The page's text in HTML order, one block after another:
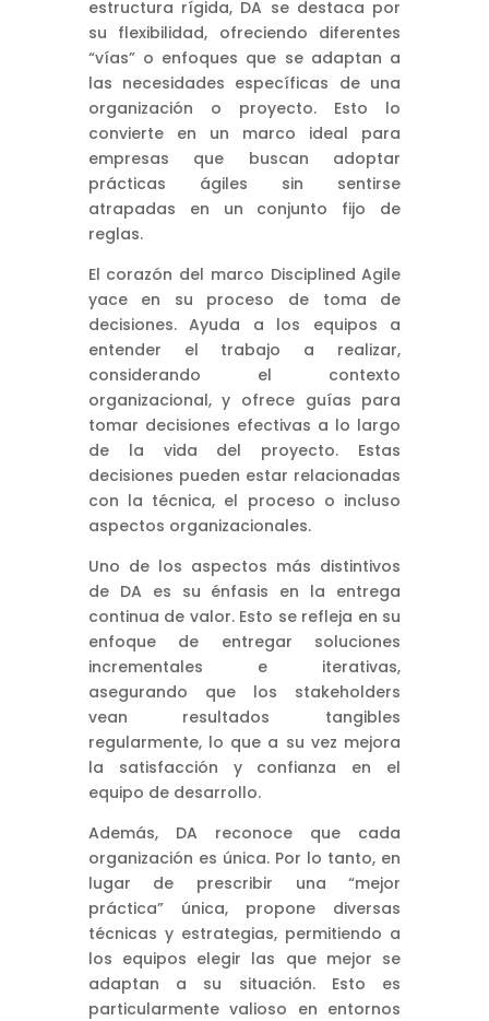
estructura rígida, DA se destaca por
su flexibilidad, ofreciendo diferentes
“vías” o enfoques que se adaptan a
las necesidades específicas de una
organización o proyecto. Esto lo
convierte en un marco ideal para
empresas que buscan adoptar
prácticas ágiles sin sentirse
atrapadas en un conjunto fijo de
reglas.
El corazón del marco Disciplined Agile
yace en su proceso de toma de
decisiones. Ayuda a los equipos a
entender el trabajo a realizar,
considerando el contexto
organizacional, y ofrece guías para
tomar decisiones efectivas a lo largo
de la vida del proyecto. Estas
decisiones pueden estar relacionadas
con la técnica, el proceso o incluso
aspectos organizacionales.
Uno de los aspectos más distintivos
de DA es su énfasis en la entrega
continua de valor. Esto se refleja en su
enfoque de entregar soluciones
incrementales e iterativas,
asegurando que los stakeholders
vean resultados tangibles
regularmente, lo que a su vez mejora
la satisfacción y confianza en el
equipo de desarrollo.
Además, DA reconoce que cada
organización es única. Por lo tanto, en
lugar de prescribir una “mejor
práctica” única, propone diversas
técnicas y estrategias, permitiendo a
los equipos elegir las que mejor se
adaptan a su situación. Esto es
particularmente valioso en entornos